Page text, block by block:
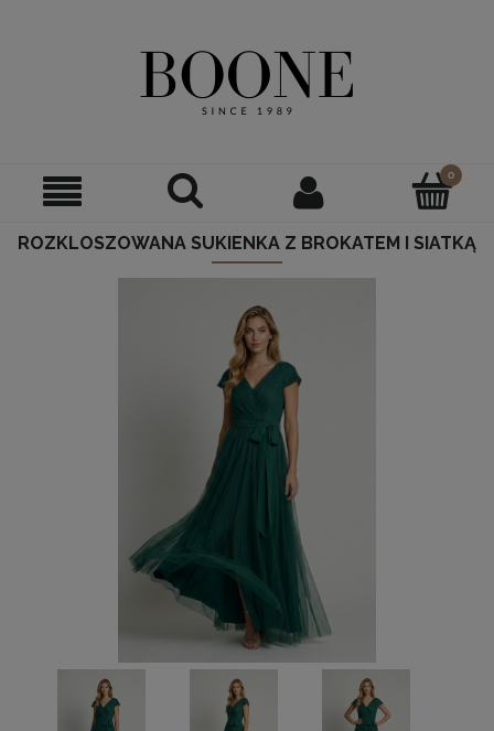
ROZKLOSZOWANA SUKIENKA Z BROKATEM I SIATKĄ